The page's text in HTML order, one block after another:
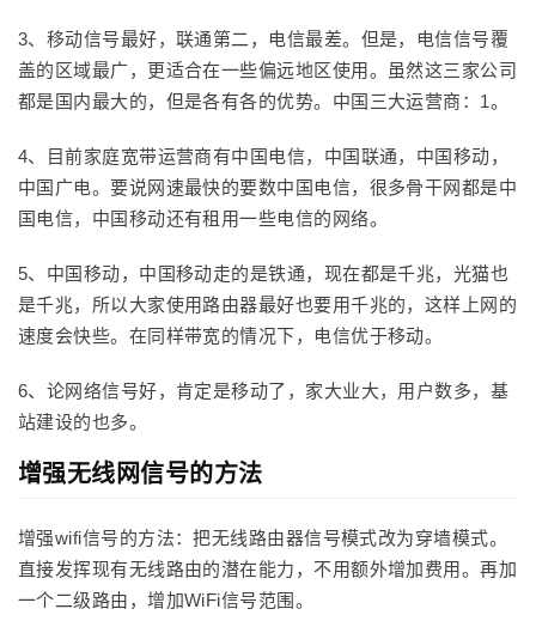
3、移动信号最好，联通第二，电信最差。但是，电信信号覆
盖的区域最广，更适合在一些偏远地区使用。虽然这三家公司
都是国内最大的，但是各有各的优势。中国三大运营商：1。
4、目前家庭宽带运营商有中国电信，中国联通，中国移动，
中国广电。要说网速最快的要数中国电信，很多骨干网都是中
国电信，中国移动还有租用一些电信的网络。
5、中国移动，中国移动走的是铁通，现在都是千兆，光猫也
是千兆，所以大家使用路由器最好也要用千兆的，这样上网的
速度会快些。在同样带宽的情况下，电信优于移动。
6、论网络信号好，肯定是移动了，家大业大，用户数多，基
站建设的也多。
增强无线网信号的方法
增强wifi信号的方法：把无线路由器信号模式改为穿墙模式。
直接发挥现有无线路由的潜在能力，不用额外增加费用。再加
一个二级路由，增加WiFi信号范围。